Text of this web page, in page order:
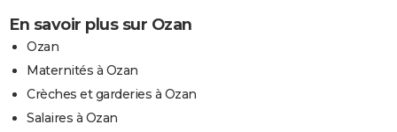
En savoir plus sur Ozan
Ozan
Maternités à Ozan
Crèches et garderies à Ozan
Salaires à Ozan